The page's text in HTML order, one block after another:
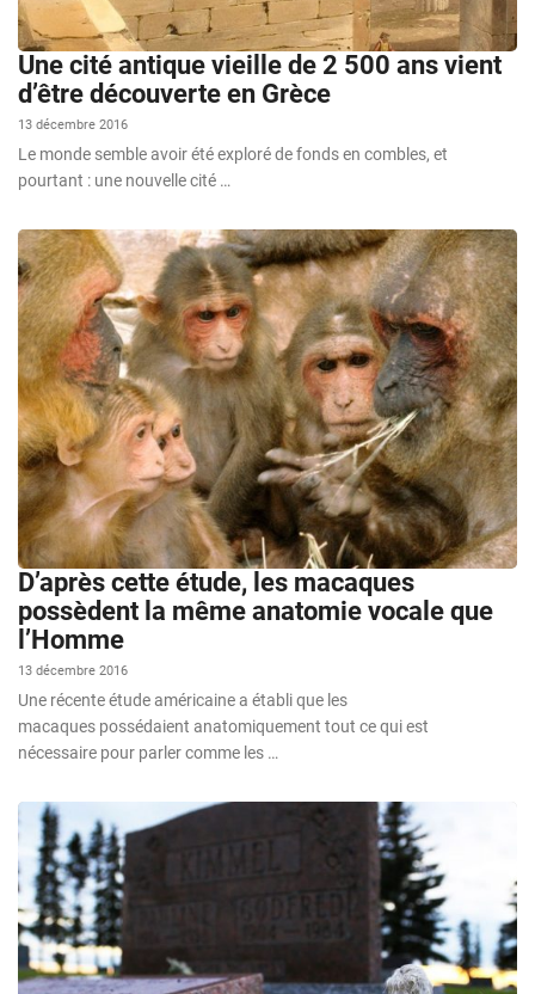
Une cité antique vieille de 2 500 ans vient
d’être découverte en Grèce
13 décembre 2016
Le monde semble avoir été exploré de fonds en combles, et
pourtant : une nouvelle cité …
D’après cette étude, les macaques
possèdent la même anatomie vocale que
l’Homme
13 décembre 2016
Une récente étude américaine a établi que les
macaques possédaient anatomiquement tout ce qui est
nécessaire pour parler comme les …